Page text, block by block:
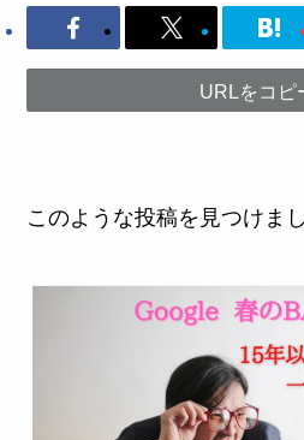
URLをコピ
このような投稿を見つけまし